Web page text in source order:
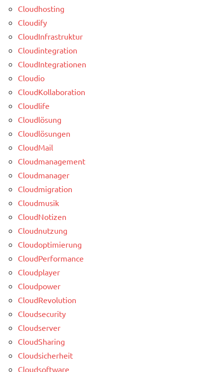
Cloudhosting
Cloudify
CloudInfrastruktur
Cloudintegration
CloudIntegrationen
Cloudio
CloudKollaboration
Cloudlife
Cloudlösung
Cloudlösungen
CloudMail
Cloudmanagement
Cloudmanager
Cloudmigration
Cloudmusik
CloudNotizen
Cloudnutzung
Cloudoptimierung
CloudPerformance
Cloudplayer
Cloudpower
CloudRevolution
Cloudsecurity
Cloudserver
CloudSharing
Cloudsicherheit
Cloudsoftware